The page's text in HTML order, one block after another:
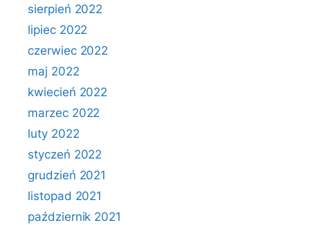
sierpień 2022
lipiec 2022
czerwiec 2022
maj 2022
kwiecień 2022
marzec 2022
luty 2022
styczeń 2022
grudzień 2021
listopad 2021
październik 2021